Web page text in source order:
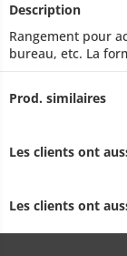
Description
Rangement pour
bureau, etc. La
Prod. similaires
Les clients ont
Les clients ont